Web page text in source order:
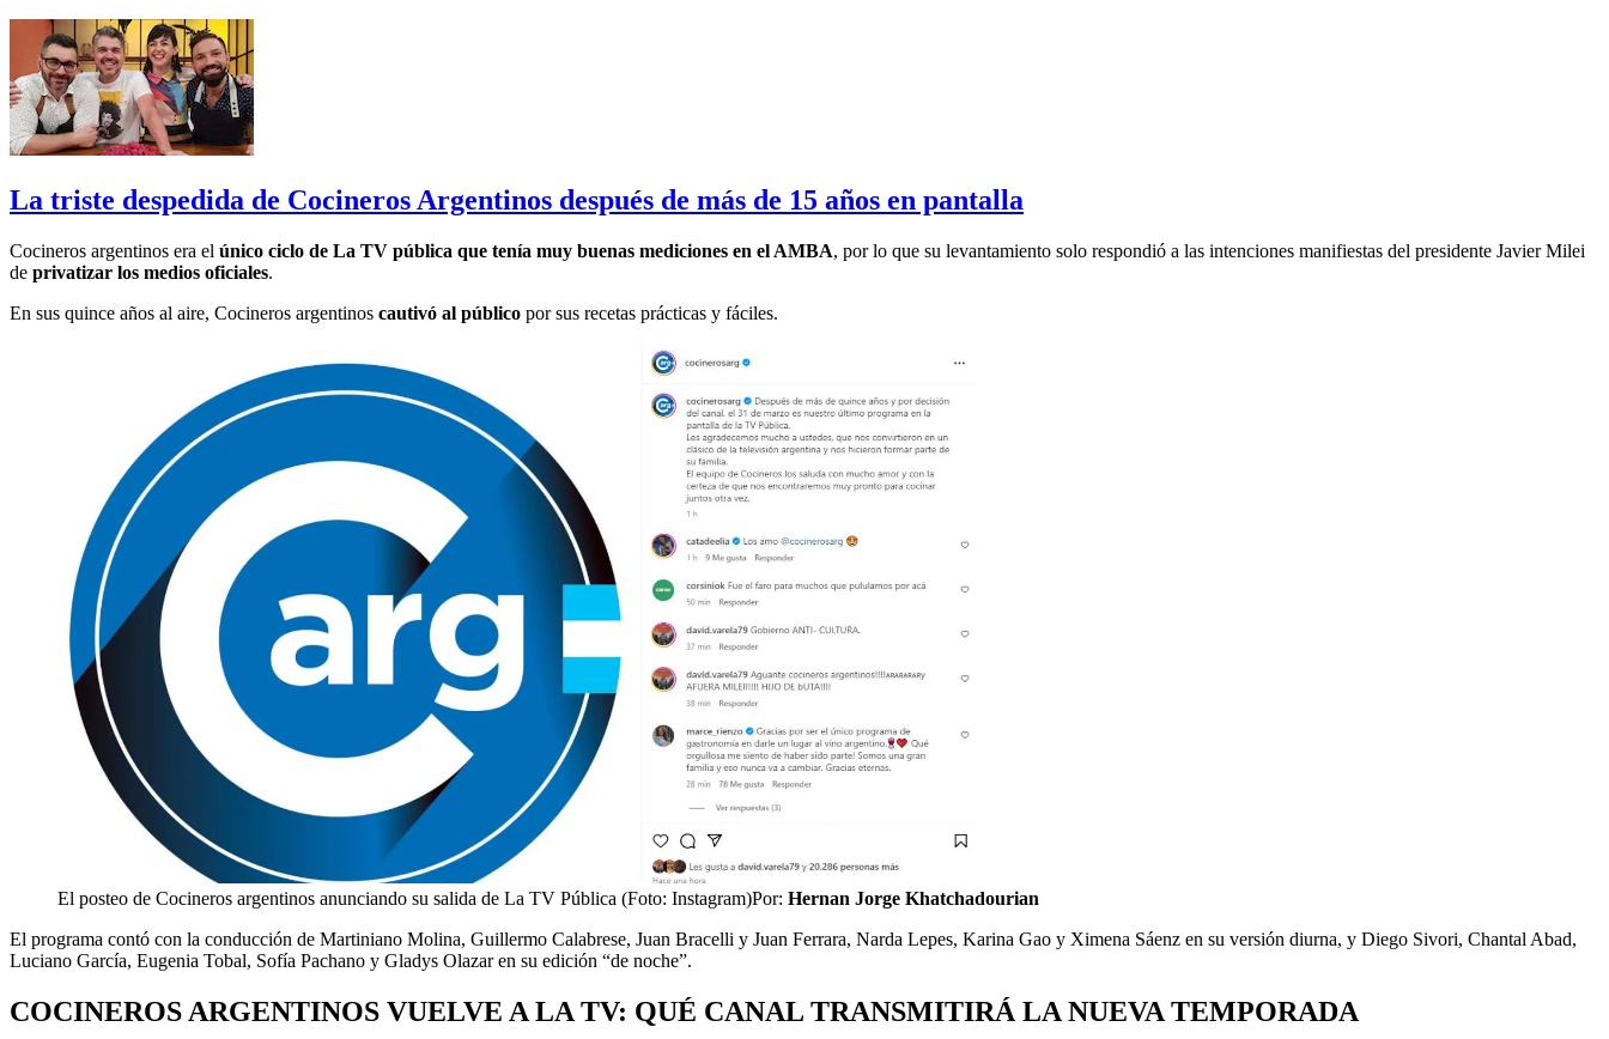
La triste despedida de Cocineros Argentinos después de más de 15 años en pantalla
Cocineros argentinos era el único ciclo de La TV pública que tenía muy buenas mediciones en el AMBA, por lo que su levantamiento solo respondió a las intenciones manifiestas del presidente Javier Milei
de privatizar los medios oficiales.
En sus quince años al aire, Cocineros argentinos cautivó al público por sus recetas prácticas y fáciles.
El posteo de Cocineros argentinos anunciando su salida de La TV Pública (Foto: Instagram)Por: Hernan Jorge Khatchadourian
El programa contó con la conducción de Martiniano Molina, Guillermo Calabrese, Juan Bracelli y Juan Ferrara, Narda Lepes, Karina Gao y Ximena Sáenz en su versión diurna, y Diego Sivori, Chantal Abad,
Luciano García, Eugenia Tobal, Sofía Pachano y Gladys Olazar en su edición “de noche”.
COCINEROS ARGENTINOS VUELVE A LA TV: QUÉ CANAL TRANSMITIRÁ LA NUEVA TEMPORADA